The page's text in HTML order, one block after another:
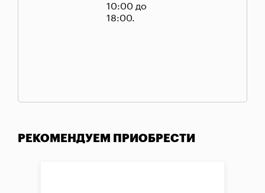
10:00 до
18:00.
РЕКОМЕНДУЕМ ПРИОБРЕСТИ